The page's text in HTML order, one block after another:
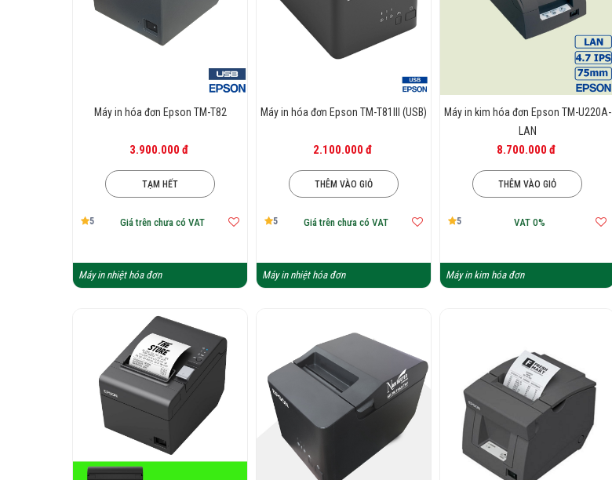
Máy in hóa đơn Epson TM-T82
3.900.000 đ
TẠM HẾT
5 Giá trên chưa có VAT
Máy in nhiệt hóa đơn
Máy in hóa đơn Epson TM-T81III (USB)
2.100.000 đ
THÊM VÀO GIỎ
5 Giá trên chưa có VAT
Máy in nhiệt hóa đơn
Máy in kim hóa đơn Epson TM-U220A-
LAN
8.700.000 đ
THÊM VÀO GIỎ
5 VAT 0%
Máy in kim hóa đơn